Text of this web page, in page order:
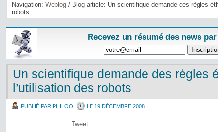
>> ROBOTS
Navigation: Weblog / Blog article: Un scientifique demande des règles
robots
Recevez un résumé des news
Un scientifique demande des règles
l’utilisation des robots
PUBLIÉ PAR PHILOO LE 19 DÉCEMBRE 2008
Tweet